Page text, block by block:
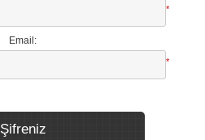
*
Email:
*
Şifreniz